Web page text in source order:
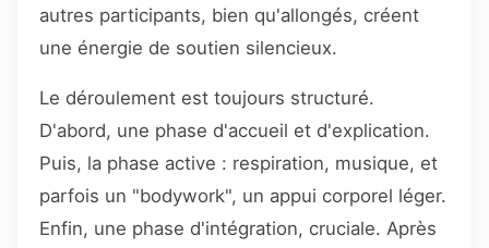
autres participants, bien qu'allongés, créent
une énergie de soutien silencieux.
Le déroulement est toujours structuré.
D'abord, une phase d'accueil et d'explication.
Puis, la phase active : respiration, musique, et
parfois un "bodywork", un appui corporel léger.
Enfin, une phase d'intégration, cruciale. Après